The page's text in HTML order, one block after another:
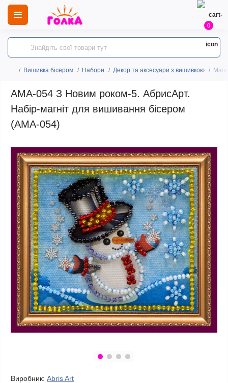
0
Вишивка бісером Набори Декор та аксесуари з вишивкою
AMA-054 З Новим роком-5. АбрисАрт.
Набір-магніт для вишивання бісером
(АМА-054)
Виробник: Abris Art